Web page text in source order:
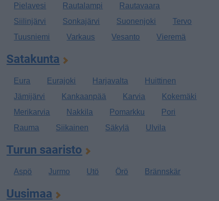
Pielavesi
Rautalampi
Rautavaara
Siilinjärvi
Sonkajärvi Suonenjoki
Tervo
Tuusniemi
Varkaus Vesanto Vieremä
Satakunta
Eura Eurajoki Harjavalta
Huittinen
Jämijärvi
Kankaanpää Karvia
Kokemäki
Merikarvia
Nakkila Pomarkku
Pori
Rauma
Siikainen Säkylä Ulvila
Turun saaristo
Aspö Jurmo Utö Örö Brännskär
Uusimaa